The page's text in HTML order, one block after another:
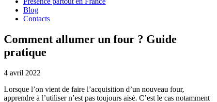
Blog
Contacts
Comment allumer un four ? Guide
pratique
4 avril 2022
Lorsque l’on vient de faire l’acquisition d’un nouveau four,
apprendre à l’utiliser n’est pas toujours aisé. C’est le cas notamment